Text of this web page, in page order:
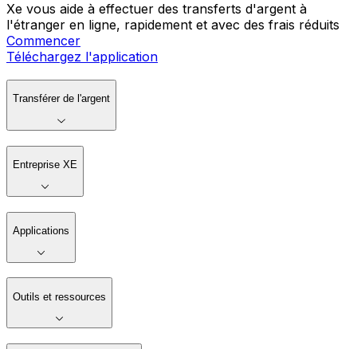
Xe vous aide à effectuer des transferts d'argent à
l'étranger en ligne, rapidement et avec des frais réduits
Commencer
Téléchargez l'application
Transférer de l'argent
Entreprise XE
Applications
Outils et ressources